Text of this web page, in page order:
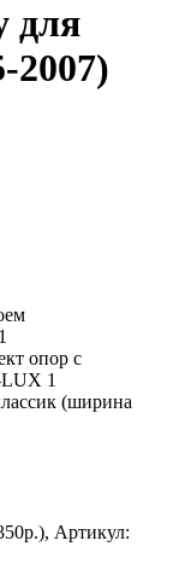
для
2007)
опор с
1
(ширина
Артикул: